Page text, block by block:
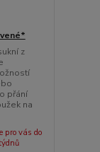
z
přání
na
pro vás do